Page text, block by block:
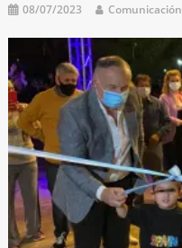
08/07/2023 Comunicación